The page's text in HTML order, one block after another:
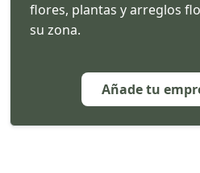
flores, plantas y arreglos
su zona.
Añade tu